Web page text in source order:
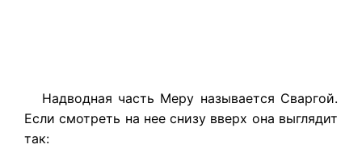
Надводная часть Меру называется Сваргой.
Если смотреть на нее снизу вверх она выглядит
так: